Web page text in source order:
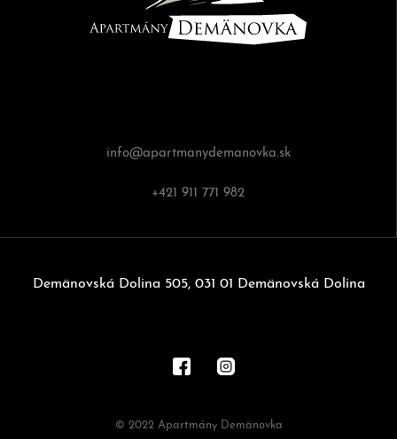
info@apartmanydemanovka.sk
+421 911 771 982
Demänovská Dolina 505, 031 01 Demänovská Dolina
© 2022 Apartmány Demänovka